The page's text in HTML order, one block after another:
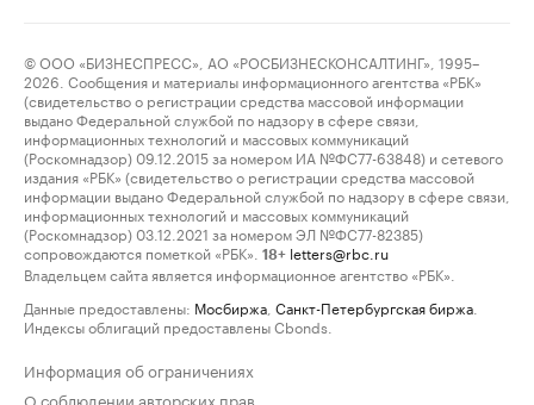
© ООО «БИЗНЕСПРЕСС», АО «РОСБИЗНЕСКОНСАЛТИНГ», 1995–
2026. Сообщения и материалы информационного агентства «РБК»
(свидетельство о регистрации средства массовой информации
выдано Федеральной службой по надзору в сфере связи,
информационных технологий и массовых коммуникаций
(Роскомнадзор) 09.12.2015 за номером ИА №ФС77-63848) и сетевого
издания «РБК» (свидетельство о регистрации средства массовой
информации выдано Федеральной службой по надзору в сфере связи,
информационных технологий и массовых коммуникаций
(Роскомнадзор) 03.12.2021 за номером ЭЛ №ФС77-82385)
сопровождаются пометкой «РБК».
18+ letters@rbc.ru
Владельцем сайта является информационное агентство «РБК».
Данные предоставлены: Мосбиржа Санкт-Петербургская биржа
Индексы облигаций предоставлены Cbonds.
Информация об ограничениях
О соблюдении авторских прав